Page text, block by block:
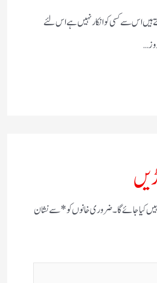
اس سے کسی کو انکار نہیں ہے اس لئے
کیا جائے گا۔ضروری خانوں کو*سے نشان